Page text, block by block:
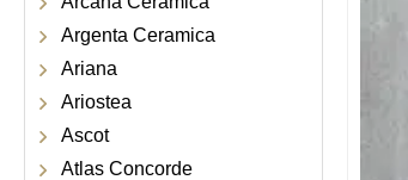
Argenta Ceramica
Ariana
Ariostea
Ascot
Atlas Concorde